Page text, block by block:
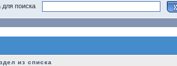
поиска
из списка